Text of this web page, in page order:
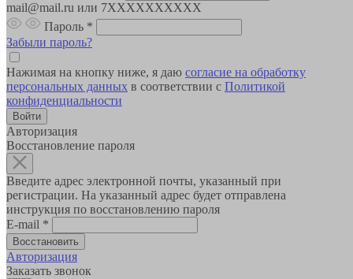
mail@mail.ru или 7XXXXXXXXXX
Пароль *
Забыли пароль?
Нажимая на кнопку ниже, я даю согласие на обработку
персональных данных в соответствии с Политикой
конфиденциальности
Авторизация
Восстановление пароля
Введите адрес электронной почты, указанный при
регистрации. На указанный адрес будет отправлена
инструкция по восстановлению пароля
E-mail *
Авторизация
Заказать звонок